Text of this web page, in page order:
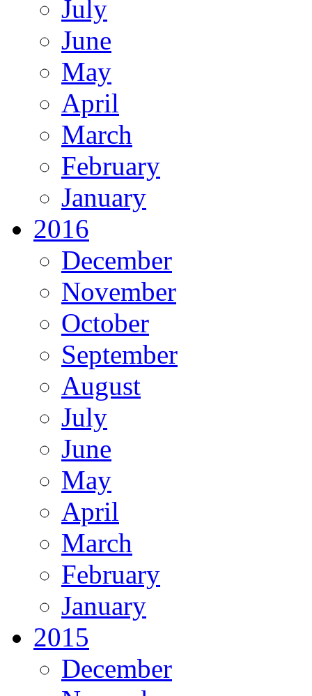
July
June
May
April
March
February
January
2016
December
November
October
September
August
July
June
May
April
March
February
January
2015
December